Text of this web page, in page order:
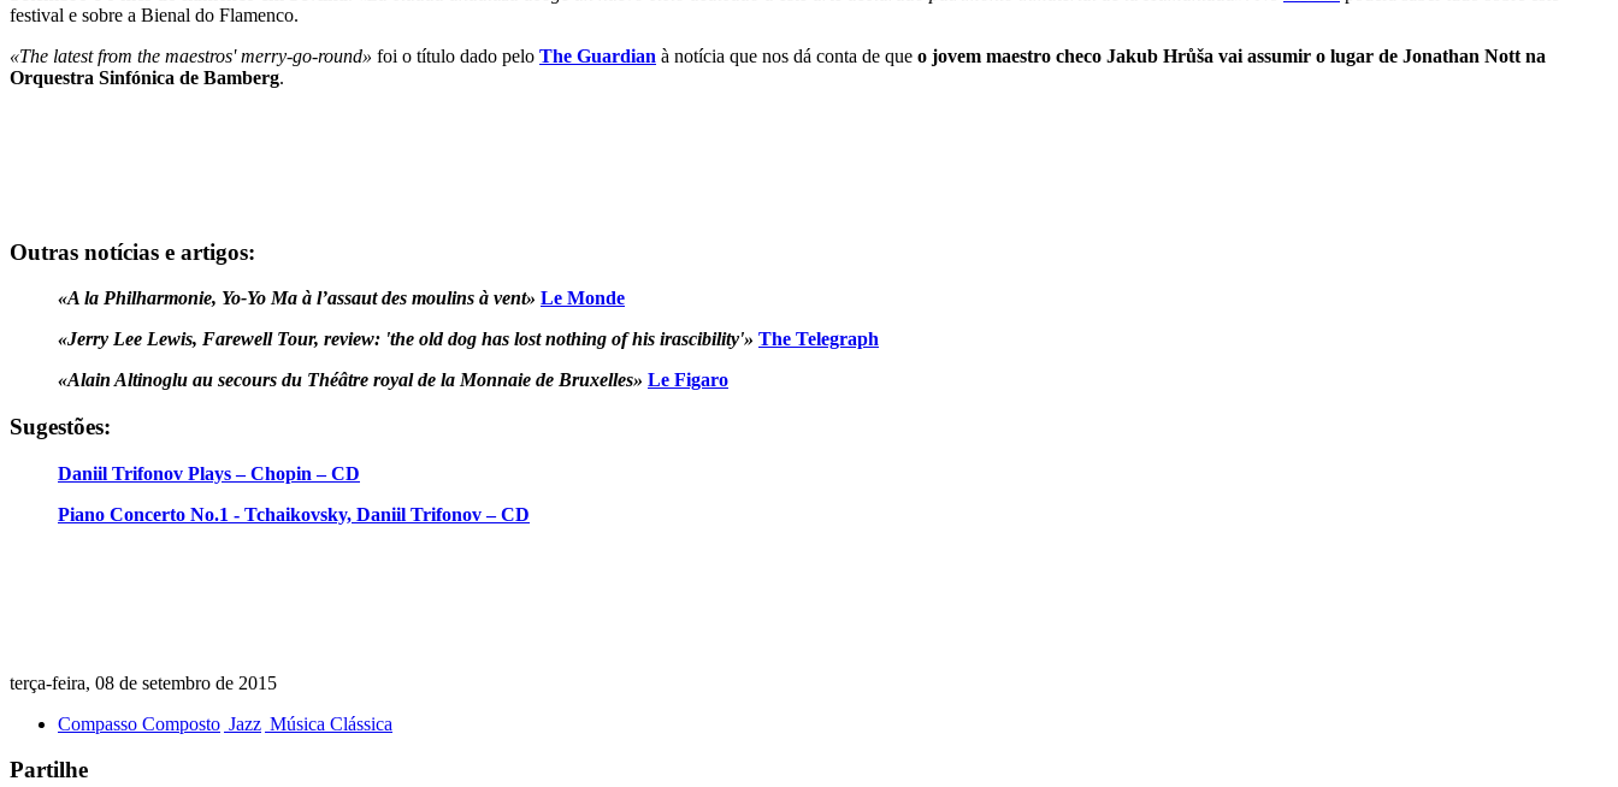
festival e sobre a Bienal do Flamenco.
«The latest from the maestros' merry-go-round» foi o título dado pelo The Guardian à notícia que nos dá conta de que o jovem maestro checo Jakub Hrůša vai assumir o lugar de Jonathan Nott na
Orquestra Sinfónica de Bamberg.
Outras notícias e artigos:
«A la Philharmonie, Yo-Yo Ma à l’assaut des moulins à vent» Le Monde
«Jerry Lee Lewis, Farewell Tour, review: 'the old dog has lost nothing of his irascibility'» The Telegraph
«Alain Altinoglu au secours du Théâtre royal de la Monnaie de Bruxelles» Le Figaro
Sugestões:
Daniil Trifonov Plays – Chopin – CD
Piano Concerto No.1 - Tchaikovsky, Daniil Trifonov – CD
terça-feira, 08 de setembro de 2015
Compasso Composto Jazz Música Clássica
Partilhe